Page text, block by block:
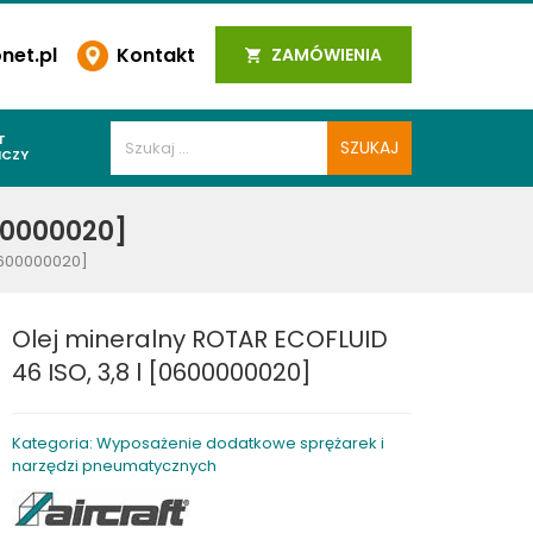
ZAMÓWIENIA
Kontakt
SPAWALNICZE
Olej mineralny ROTAR ECOFLUID
46 ISO, 3,8 l [0600000020]
Kategoria: Wyposażenie dodatkowe sprężarek i
narzędzi pneumatycznych